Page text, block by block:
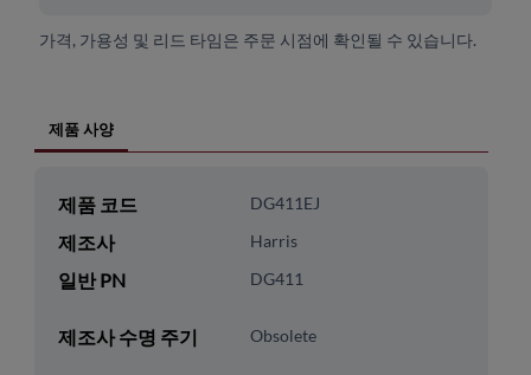
가격, 가용성 및 리드 타임은 주문 시점에 확인될 수 있습니다.
제품 사양
제품 코드 DG411EJ
제조사 Harris
일반 PN DG411
제조사 수명 주기 Obsolete